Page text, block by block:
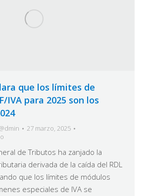
que los límites de
IVA para 2025 son los
27 marzo, 2025
de Tributos ha zanjado la
derivada de la caída del RDL
que los límites de módulos
especiales de IVA se